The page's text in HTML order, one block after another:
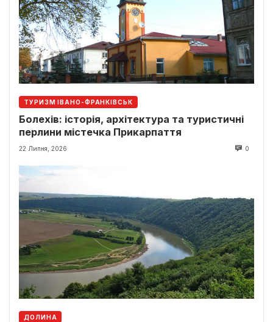
ТУРИЗМ ІВАНО-ФРАНКІВСЬК
Болехів: історія, архітектура та туристичні
перлини містечка Прикарпаття
22 Липня, 2026 0
ДОЛИНА